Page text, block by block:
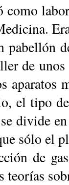
de
apa­ra­tos
el ti­po
di­vi­de
só­lo el
de
teo­rías